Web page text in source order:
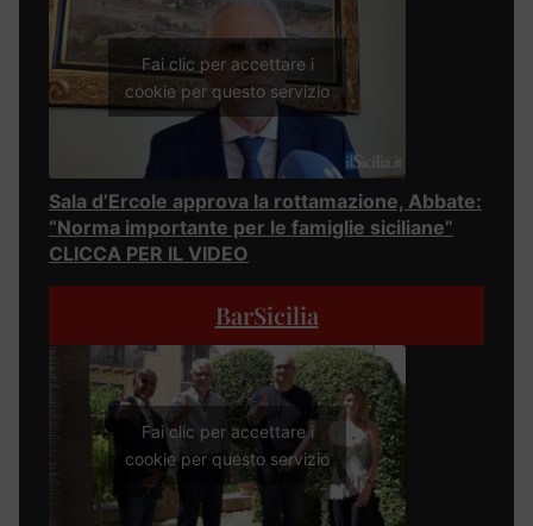
Fai clic per accettare i
cookie per questo servizio
Sala d’Ercole approva la rottamazione, Abbate:
“Norma importante per le famiglie siciliane”
CLICCA PER IL VIDEO
BarSicilia
Fai clic per accettare i
cookie per questo servizio